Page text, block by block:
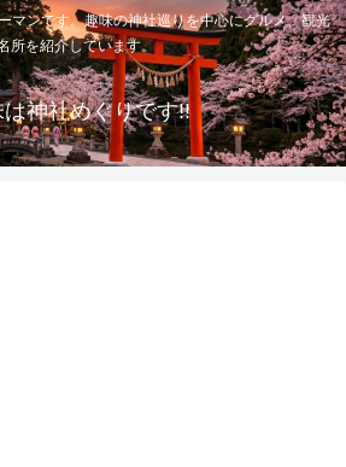
マンです。趣味の神社巡りを中心にグルメ、観光
所を紹介しています。
は神社めぐりです!!